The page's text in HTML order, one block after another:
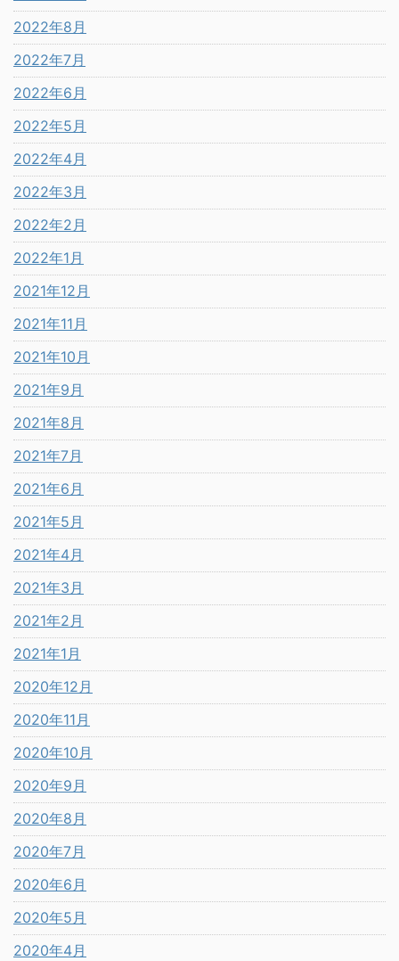
2022年8月
2022年7月
2022年6月
2022年5月
2022年4月
2022年3月
2022年2月
2022年1月
2021年12月
2021年11月
2021年10月
2021年9月
2021年8月
2021年7月
2021年6月
2021年5月
2021年4月
2021年3月
2021年2月
2021年1月
2020年12月
2020年11月
2020年10月
2020年9月
2020年8月
2020年7月
2020年6月
2020年5月
2020年4月